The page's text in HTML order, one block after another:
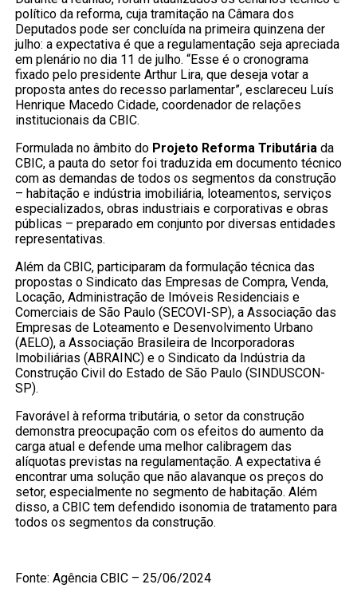
político da reforma, cuja tramitação na Câmara dos
Deputados pode ser concluída na primeira quinzena der
julho: a expectativa é que a regulamentação seja apreciada
em plenário no dia 11 de julho. “Esse é o cronograma
fixado pelo presidente Arthur Lira, que deseja votar a
proposta antes do recesso parlamentar”, esclareceu Luís
Henrique Macedo Cidade, coordenador de relações
institucionais da CBIC.
Formulada no âmbito do Projeto Reforma Tributária da
CBIC, a pauta do setor foi traduzida em documento técnico
com as demandas de todos os segmentos da construção
– habitação e indústria imobiliária, loteamentos, serviços
especializados, obras industriais e corporativas e obras
públicas – preparado em conjunto por diversas entidades
representativas.
Além da CBIC, participaram da formulação técnica das
propostas o Sindicato das Empresas de Compra, Venda,
Locação, Administração de Imóveis Residenciais e
Comerciais de São Paulo (SECOVI-SP), a Associação das
Empresas de Loteamento e Desenvolvimento Urbano
(AELO), a Associação Brasileira de Incorporadoras
Imobiliárias (ABRAINC) e o Sindicato da Indústria da
Construção Civil do Estado de São Paulo (SINDUSCON-
SP).
Favorável à reforma tributária, o setor da construção
demonstra preocupação com os efeitos do aumento da
carga atual e defende uma melhor calibragem das
alíquotas previstas na regulamentação. A expectativa é
encontrar uma solução que não alavanque os preços do
setor, especialmente no segmento de habitação. Além
disso, a CBIC tem defendido isonomia de tratamento para
todos os segmentos da construção.
Fonte: Agência CBIC – 25/06/2024